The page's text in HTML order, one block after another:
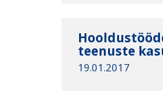
teenuste
19.01.2017